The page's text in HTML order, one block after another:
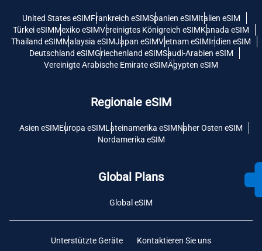
United States eSIMFrankreich eSIMSpanien eSIMItalien eSIM
Türkei eSIMMexiko eSIMVereinigtes Königreich eSIMKanada eSIM
Thailand eSIMMalaysia eSIMJapan eSIMVietnam eSIMIndien eSIM
Deutschland eSIMGriechenland eSIMSaudi-Arabien eSIM
Vereinigte Arabische Emirate eSIMÄgypten eSIM
Regionale eSIM
Asien eSIMEuropa eSIMLateinamerika eSIMNaher Osten eSIM
Nordamerika eSIM
Global Plans
Global eSIM
Unterstützte Geräte Kontaktieren Sie uns